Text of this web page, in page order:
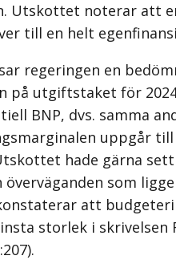
Utskottet noterar att
till en helt
regeringen en
på utgiftstaket för
BNP, dvs. samma
uppgår till
hade gärna
som
att
storlek i skrivelsen